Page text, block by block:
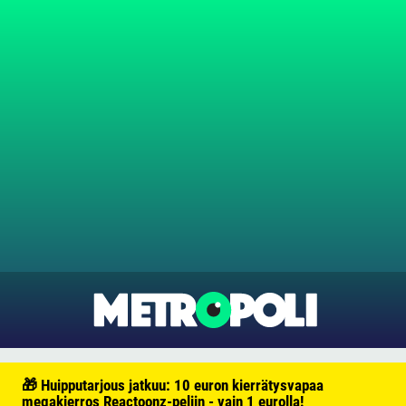
🎁 Huipputarjous jatkuu: 10 euron kierrätysvapaa
megakierros Reactoonz-peliin - vain 1 eurolla!